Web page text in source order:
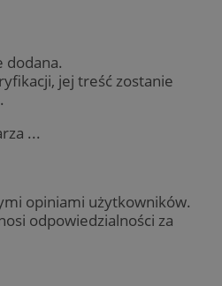
dodana.
jej treść zostanie
...
opiniami użytkowników.
odpowiedzialności za